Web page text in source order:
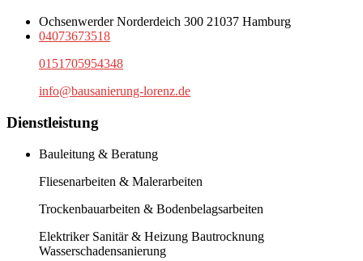
Ochsenwerder Norderdeich 300 21037 Hamburg
04073673518
0151705954348
info@bausanierung-lorenz.de
Dienstleistung
Bauleitung & Beratung
Fliesenarbeiten & Malerarbeiten
Trockenbauarbeiten & Bodenbelagsarbeiten
Elektriker Sanitär & Heizung Bautrocknung
Wasserschadensanierung